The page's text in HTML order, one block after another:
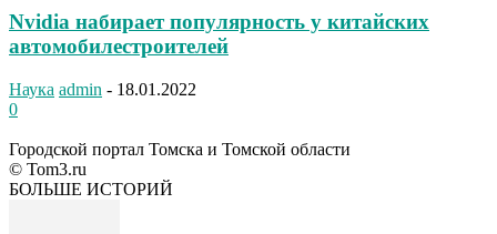
Nvidia набирает популярность у китайских
автомобилестроителей
Наука admin - 18.01.2022
0
Городской портал Томска и Томской области
© Tom3.ru
БОЛЬШЕ ИСТОРИЙ